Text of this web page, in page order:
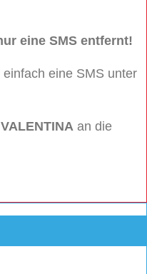
eine SMS entfernt!
eine SMS unter
an die